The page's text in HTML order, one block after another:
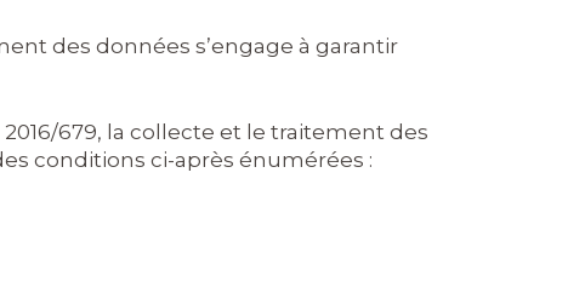
des données s’engage à garantir
679, la collecte et le traitement des
conditions ci-après énumérées :